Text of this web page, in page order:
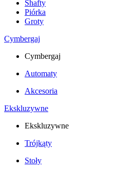
Shafty
Piórka
Groty
Cymbergaj
Cymbergaj
Automaty
Akcesoria
Ekskluzywne
Ekskluzywne
Trójkąty
Stoły